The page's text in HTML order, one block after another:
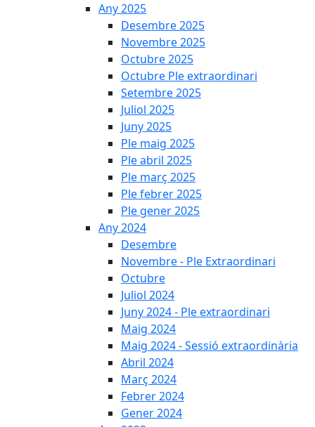
Any 2025
Desembre 2025
Novembre 2025
Octubre 2025
Octubre Ple extraordinari
Setembre 2025
Juliol 2025
Juny 2025
Ple maig 2025
Ple abril 2025
Ple març 2025
Ple febrer 2025
Ple gener 2025
Any 2024
Desembre
Novembre - Ple Extraordinari
Octubre
Juliol 2024
Juny 2024 - Ple extraordinari
Maig 2024
Maig 2024 - Sessió extraordinària
Abril 2024
Març 2024
Febrer 2024
Gener 2024